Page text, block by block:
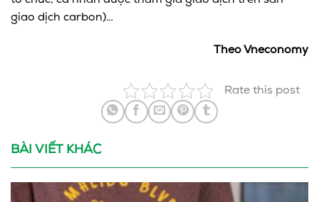
giao dịch carbon)…
Theo Vneconomy
Rate this post
BÀI VIẾT KHÁC